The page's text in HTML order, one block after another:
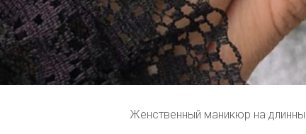
Женственный маникюр на